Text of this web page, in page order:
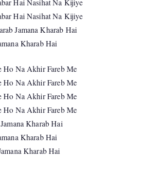
Hai Nasihat Na Kijiye
Hai Nasihat Na Kijiye
Jamana Kharab Hai
Kharab Hai
Ho Na Akhir Fareb Me
Ho Na Akhir Fareb Me
Ho Na Akhir Fareb Me
Ho Na Akhir Fareb Me
Kharab Hai
Kharab Hai
Kharab Hai